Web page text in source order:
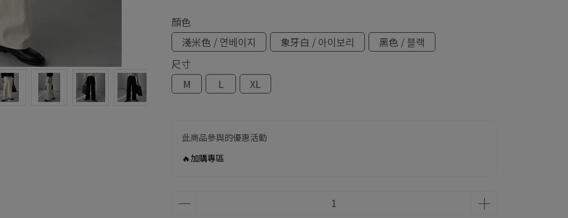
顏色
淺米色 / 연베이지
象牙白 / 아이보리
黑色 / 블랙
尺寸
M
L XL
此商品參與的優惠活動
🔥加購專區